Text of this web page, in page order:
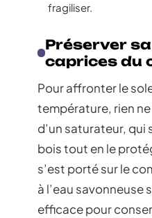
fragiliser.
Préserver
caprices du
Pour affronter le
température, rien
d’un saturateur, qui
bois tout en le
s’est porté sur le
à l’eau savonneuse
efficace pour